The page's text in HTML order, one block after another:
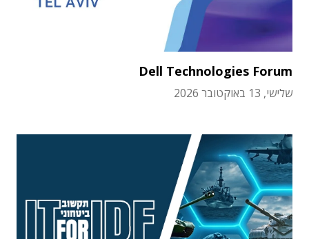
Dell Technologies Forum
שלישי, 13 באוקטובר 2026